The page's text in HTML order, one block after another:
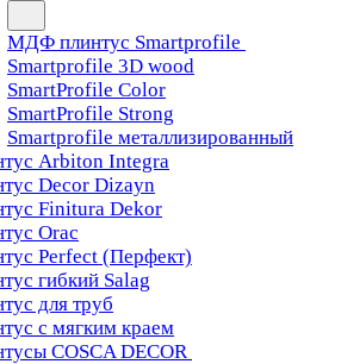
МДФ плинтус Smartprofile
Smartprofile 3D wood
SmartProfile Color
SmartProfile Strong
Smartprofile металлизированный
Arbiton Integra
Decor Dizayn
Finitura Dekor
Orac
Perfect (Перфект)
гибкий Salag
для труб
с мягким краем
COSCA DECOR